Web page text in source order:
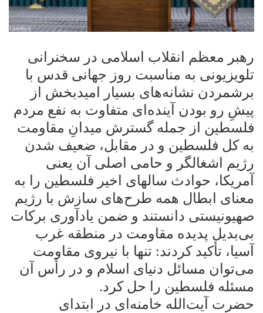
رهبر معظم انقلاب اسلامی در سخنرانی
تلویزیونی به مناسبت روز جهانی قدس با
برشمردن نشانه‌های بسیار امیدبخش از
پیشِ رو بودن آینده‌ای متفاوت به نفع مردم
فلسطین از جمله گسترش میدانِ مقاومت
به کل فلسطین و در مقابل، ضعیف شدن
رژیم اشغالگر و حامی اصلی آن یعنی
آمریکا، حوادث سالهای اخیر فلسطین را به
معنای ابطال همه طرح‌های سازش با رژیم
صهیونیستی دانستند و ضمن یادآوری برکات
بی‌بدیل پدیده مقاومت در منطقه غرب
آسیا، تأکید کردند: تنها با نیروی مقاومت
می‌توان مسائل دنیای اسلام و در رأس آن
مسئله فلسطین را حل کرد.
حضرت آیت‌الله خامنه‌ای در ابتدای